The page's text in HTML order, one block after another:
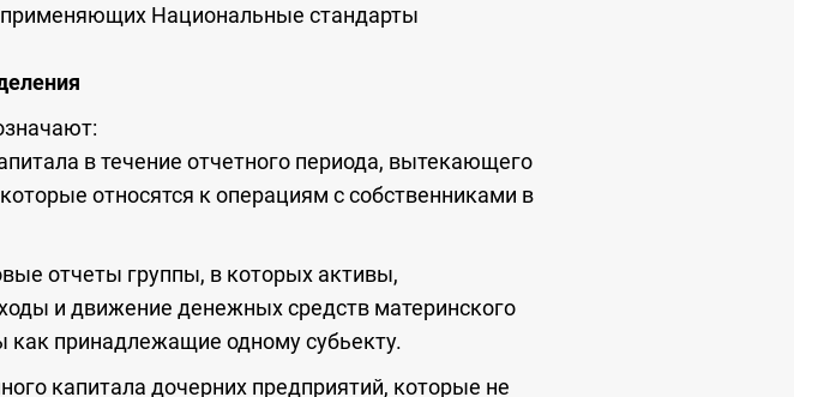
Национальные стандарты
в течение отчетного периода, вытекающего
относятся к операциям с собственниками в
отчеты группы, в которых активы,
и движение денежных средств материнского
как принадлежащие одному субьекту.
капитала дочерних предприятий, которые не